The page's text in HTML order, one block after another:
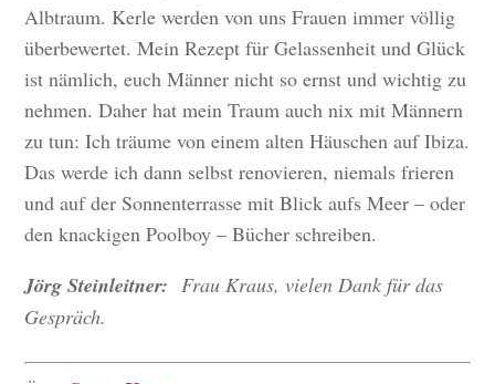
Albtraum. Kerle werden von uns Frauen immer völlig
überbewertet. Mein Rezept für Gelassenheit und Glück
ist nämlich, euch Männer nicht so ernst und wichtig zu
nehmen. Daher hat mein Traum auch nix mit Männern
zu tun: Ich träume von einem alten Häuschen auf Ibiza.
Das werde ich dann selbst renovieren, niemals frieren
und auf der Sonnenterrasse mit Blick aufs Meer – oder
den knackigen Poolboy – Bücher schreiben.
Jörg Steinleitner: Frau Kraus, vielen Dank für das
Gespräch.